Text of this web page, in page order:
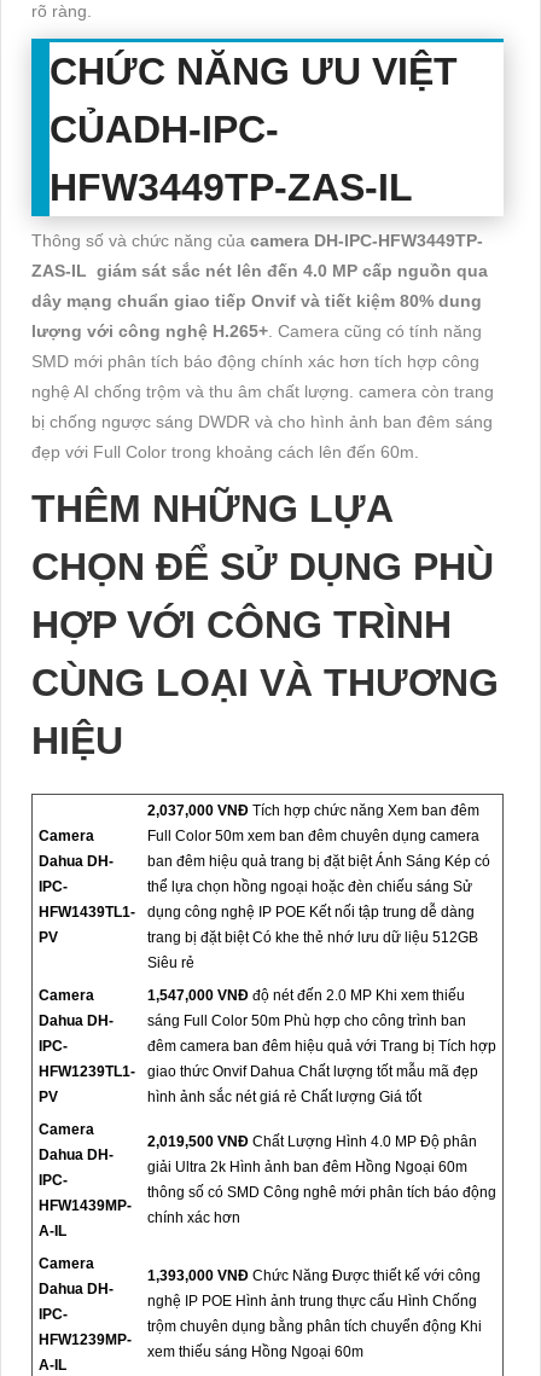
rõ ràng.
CHỨC NĂNG ƯU VIỆT
CỦADH-IPC-
HFW3449TP-ZAS-IL
Thông số và chức năng của camera DH-IPC-HFW3449TP-
ZAS-IL giám sát sắc nét lên đến 4.0 MP cấp nguồn qua
dây mạng chuẩn giao tiếp Onvif và tiết kiệm 80% dung
lượng với công nghệ H.265+. Camera cũng có tính năng
SMD mới phân tích báo động chính xác hơn tích hợp công
nghệ AI chống trộm và thu âm chất lượng. camera còn trang
bị chống ngược sáng DWDR và cho hình ảnh ban đêm sáng
đẹp với Full Color trong khoảng cách lên đến 60m.
THÊM NHỮNG LỰA
CHỌN ĐỂ SỬ DỤNG PHÙ
HỢP VỚI CÔNG TRÌNH
CÙNG LOẠI VÀ THƯƠNG
HIỆU
Camera
Dahua DH-
IPC-
HFW1439TL1-
PV
2,037,000 VNĐ Tích hợp chức năng Xem ban đêm
Full Color 50m xem ban đêm chuyên dụng camera
ban đêm hiệu quả trang bị đặt biệt Ánh Sáng Kép có
thể lựa chọn hồng ngoại hoặc đèn chiếu sáng Sử
dụng công nghệ IP POE Kết nối tập trung dễ dàng
trang bị đặt biệt Có khe thẻ nhớ lưu dữ liệu 512GB
Siêu rẻ
Camera
Dahua DH-
IPC-
HFW1239TL1-
PV
1,547,000 VNĐ độ nét đến 2.0 MP Khi xem thiếu
sáng Full Color 50m Phù hợp cho công trình ban
đêm camera ban đêm hiệu quả với Trang bị Tích hợp
giao thức Onvif Dahua Chất lượng tốt mẫu mã đẹp
hình ảnh sắc nét giá rẻ Chất lượng Giá tốt
Camera
Dahua DH-
IPC-
HFW1439MP-
A-IL
2,019,500 VNĐ Chất Lượng Hình 4.0 MP Độ phân
giải Ultra 2k Hình ảnh ban đêm Hồng Ngoại 60m
thông số có SMD Công nghê mới phân tích báo động
chính xác hơn
Camera
Dahua DH-
IPC-
HFW1239MP-
A-IL
1,393,000 VNĐ Chức Năng Được thiết kế với công
nghệ IP POE Hình ảnh trung thực cấu Hình Chống
trộm chuyên dụng bằng phân tích chuyển động Khi
xem thiếu sáng Hồng Ngoại 60m